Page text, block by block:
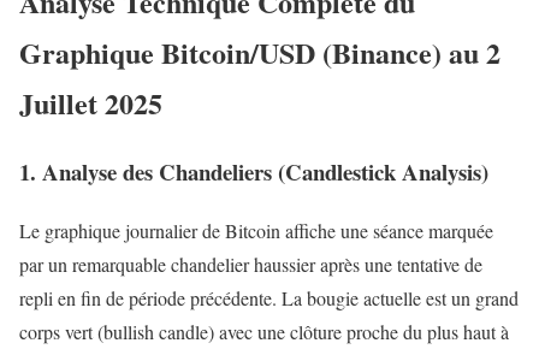
Graphique Bitcoin/USD (Binance) au 2
Juillet 2025
1. Analyse des Chandeliers (Candlestick Analysis)
Le graphique journalier de Bitcoin affiche une séance marquée
par un remarquable chandelier haussier après une tentative de
repli en fin de période précédente. La bougie actuelle est un grand
corps vert (bullish candle) avec une clôture proche du plus haut à